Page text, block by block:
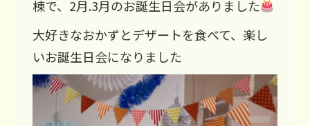
棟で、2月.3月のお誕生日会がありました
大好きなおかずとデザートを食べて、楽し
いお誕生日会になりました